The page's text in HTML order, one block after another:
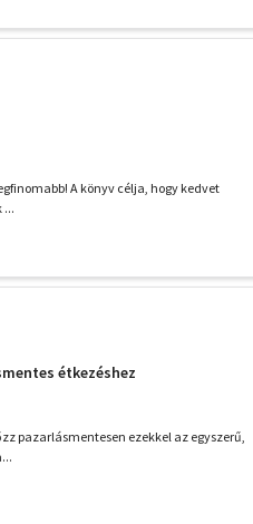
A könyv célja, hogy kedvet
...
étkezéshez
pazarlásmentesen ezekkel az egyszerű,